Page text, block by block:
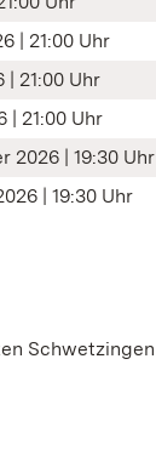
| 21:00 Uhr
| 21:00 Uhr
| 21:00 Uhr
2026 | 19:30 Uhr
| 19:30 Uhr
Schwetzingen